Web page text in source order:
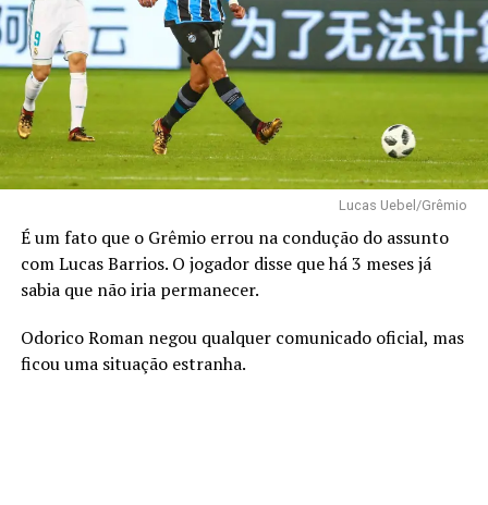
Lucas Uebel/Grêmio
É um fato que o Grêmio errou na condução do assunto
com Lucas Barrios. O jogador disse que há 3 meses já
sabia que não iria permanecer.
Odorico Roman negou qualquer comunicado oficial, mas
ficou uma situação estranha.